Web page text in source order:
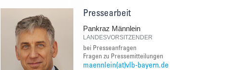
Pressearbeit
Pankraz Männlein
LANDESVORSITZENDER
bei Presseanfragen
Fragen zu Pressemitteilungen
maennlein(at)vlb-bayern.de